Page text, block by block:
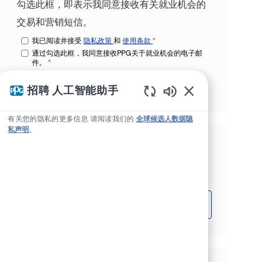
勾选此框，即表示我同意接收有关就业机会的
交易和营销短信。
我已阅读并接受隐私政策和使用条款*
通过勾选此框，我同意接收PPG关于就业机会的电子邮
件。
*
管理警报
招聘 人工智能助手
有关您的隐私的更多信息 请阅读我们的 全球候选人数据隐
私声明。